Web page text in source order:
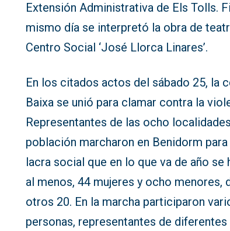
Extensión Administrativa de Els Tolls.
mismo día se interpretó la obra de
Centro Social ‘José Llorca Linares’.
En los citados actos del sábado 25, la
Baixa se unió para clamar contra la
Representantes de las ocho
población marcharon en Benidorm para
lacra social que en lo que va de año se
al menos, 44 mujeres y ocho menores,
otros 20. En la marcha participaron
personas, representantes de